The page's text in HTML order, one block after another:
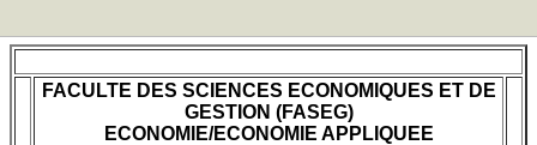
FACULTE DES SCIENCES ECONOMIQUES ET DE
GESTION (FASEG)
ECONOMIE/ECONOMIE APPLIQUEE